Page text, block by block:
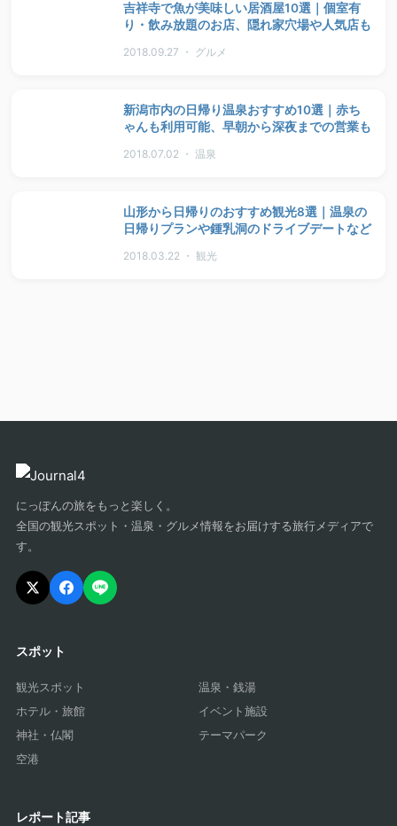
吉祥寺で魚が美味しい居酒屋10選｜個室有
り・飲み放題のお店、隠れ家穴場や人気店も
2018.09.27 ・ グルメ
新潟市内の日帰り温泉おすすめ10選｜赤ち
ゃんも利用可能、早朝から深夜までの営業も
2018.07.02 ・ 温泉
山形から日帰りのおすすめ観光8選｜温泉の
日帰りプランや鍾乳洞のドライブデートなど
2018.03.22 ・ 観光
にっぽんの旅をもっと楽しく。
全国の観光スポット・温泉・グルメ情報をお届けする旅行メディアで
す。
スポット
観光スポット
温泉・銭湯
ホテル・旅館
イベント施設
神社・仏閣
テーマパーク
空港
レポート記事